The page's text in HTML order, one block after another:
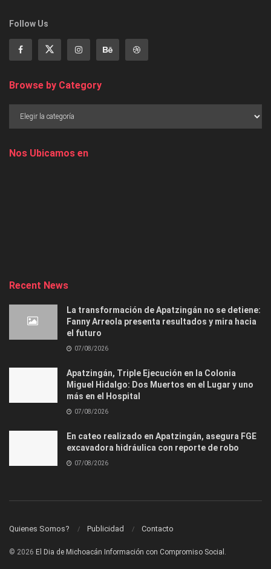
Follow Us
Browse by Category
Nos Ubicamos en
Recent News
La transformación de Apatzingán no se detiene:
Fanny Arreola presenta resultados y mira hacia
el futuro
07/08/2026
Apatzingán, Triple Ejecución en la Colonia
Miguel Hidalgo: Dos Muertos en el Lugar y uno
más en el Hospital
07/08/2026
En cateo realizado en Apatzingán, asegura FGE
excavadora hidráulica con reporte de robo
07/08/2026
Quienes Somos? Publicidad Contacto
© 2026 El Dia de Michoacán Información con Compromiso Social.